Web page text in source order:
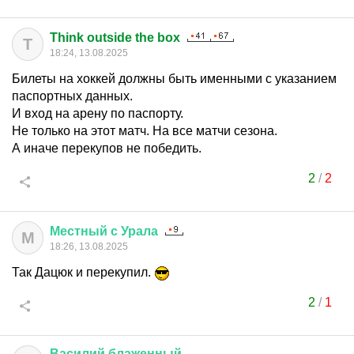
T Think outside the box
18:24, 13.08.2025
Билеты на хоккей должны быть именными с указанием
паспортных данных.
И вход на арену по паспорту.
Не только на этот матч. На все матчи сезона.
А иначе перекупов не победить.
2 / 2
М Местный с Урала
18:26, 13.08.2025
Так Дацюк и перекупил.
2 / 1